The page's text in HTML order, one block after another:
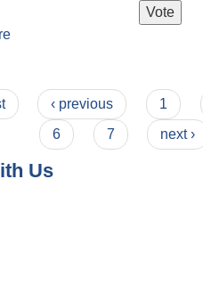
‹ previous 1
6
7 next ›
Us